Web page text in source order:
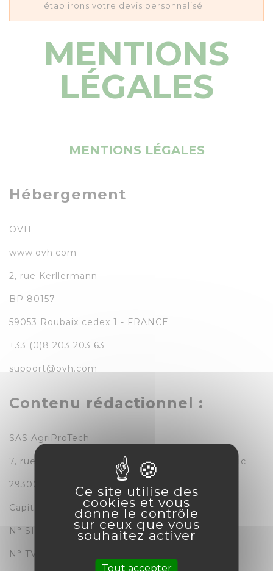
établirons votre devis personnalisé.
MENTIONS
LÉGALES
MENTIONS LÉGALES
Hébergement
OVH
www.ovh.com
2, rue Kerllermann
BP 80157
59053 Roubaix cedex 1 - FRANCE
+33 (0)8 203 203 63
support@ovh.com
Contenu rédactionnel :
SAS AgriProTech
7, rue Ernest Tibulle - ZA de la Villeneuve Braouic
29300 QUIMPERLE - FRANCE
Capital social de 50 000€
N° SIREN 814 365 557 RCS Quimper
N° TVA Intracommunautaire : FR72 814 365 557
Ce site utilise des
cookies et vous
donne le contrôle
sur ceux que vous
souhaitez activer
Tout accepter